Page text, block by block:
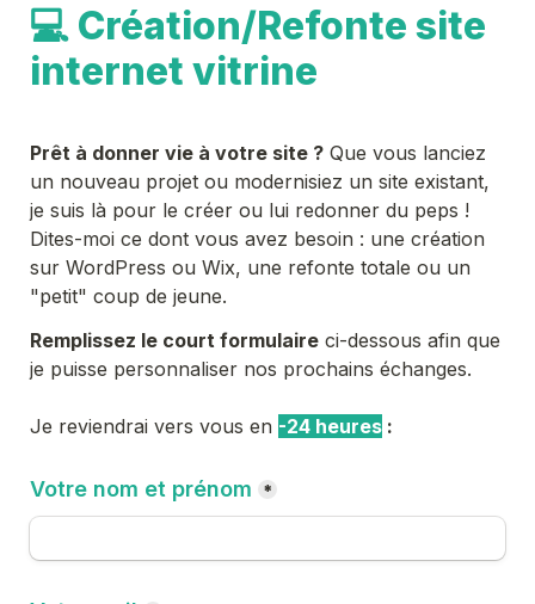
💻 Création/Refonte site
internet vitrine
Prêt à donner vie à votre site ? Que vous lanciez
un nouveau projet ou modernisiez un site existant,
je suis là pour le créer ou lui redonner du peps !
Dites-moi ce dont vous avez besoin : une création
sur WordPress ou Wix, une refonte totale ou un
"petit" coup de jeune.
Remplissez le court formulaire ci-dessous afin que
je puisse personnaliser nos prochains échanges.
Je reviendrai vers vous en -24 heures :
Votre nom et prénom *